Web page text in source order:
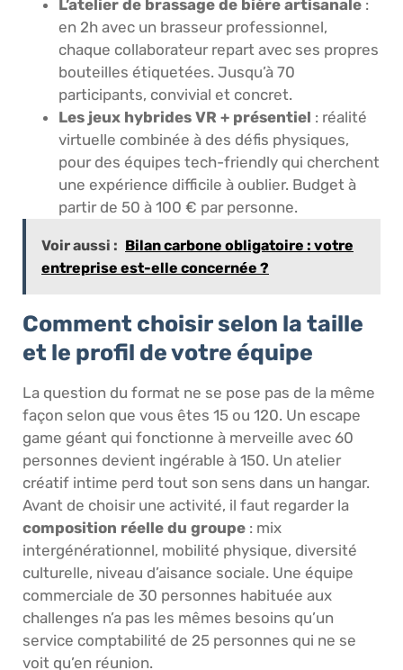
L’atelier de brassage de bière artisanale :
en 2h avec un brasseur professionnel,
chaque collaborateur repart avec ses propres
bouteilles étiquetées. Jusqu’à 70
participants, convivial et concret.
Les jeux hybrides VR + présentiel : réalité
virtuelle combinée à des défis physiques,
pour des équipes tech-friendly qui cherchent
une expérience difficile à oublier. Budget à
partir de 50 à 100 € par personne.
Voir aussi : Bilan carbone obligatoire : votre
entreprise est-elle concernée ?
Comment choisir selon la taille
et le profil de votre équipe
La question du format ne se pose pas de la même
façon selon que vous êtes 15 ou 120. Un escape
game géant qui fonctionne à merveille avec 60
personnes devient ingérable à 150. Un atelier
créatif intime perd tout son sens dans un hangar.
Avant de choisir une activité, il faut regarder la
composition réelle du groupe : mix
intergénérationnel, mobilité physique, diversité
culturelle, niveau d’aisance sociale. Une équipe
commerciale de 30 personnes habituée aux
challenges n’a pas les mêmes besoins qu’un
service comptabilité de 25 personnes qui ne se
voit qu’en réunion.